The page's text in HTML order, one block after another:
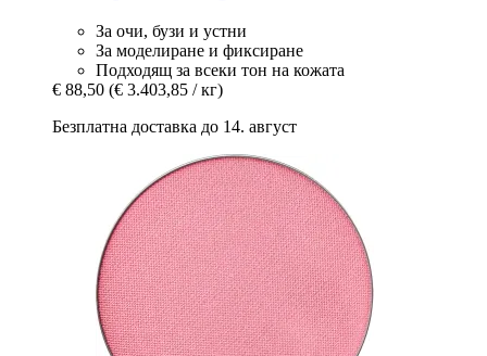
За очи, бузи и устни
За моделиране и фиксиране
Подходящ за всеки тон на кожата
€ 88,50 (€ 3.403,85 / кг)
Безплатна доставка до 14. август